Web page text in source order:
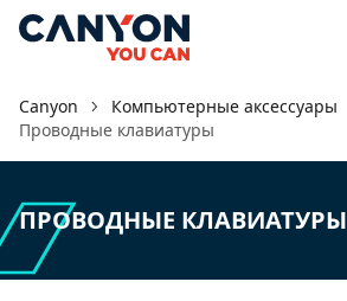
Canyon Компьютерные аксессуары
Проводные клавиатуры
ПРОВОДНЫЕ КЛАВИАТУРЫ